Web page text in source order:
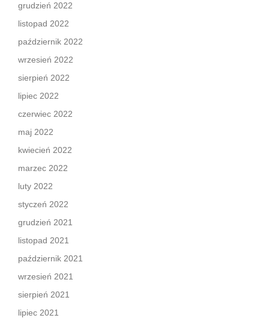
grudzień 2022
listopad 2022
październik 2022
wrzesień 2022
sierpień 2022
lipiec 2022
czerwiec 2022
maj 2022
kwiecień 2022
marzec 2022
luty 2022
styczeń 2022
grudzień 2021
listopad 2021
październik 2021
wrzesień 2021
sierpień 2021
lipiec 2021